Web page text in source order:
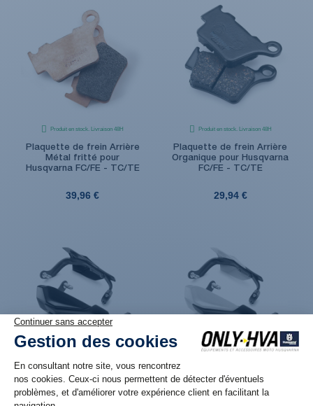
Produit en stock. Livraison 48H
Plaquette de frein Arrière
Métal fritté pour
Husqvarna FC/FE - TC/TE
39,96 €
Produit en stock. Livraison 48H
Plaquette de frein Arrière
Organique pour Husqvarna
FC/FE - TC/TE
29,94 €
Produit en stock. Livraison 48H
Kit de protège main
plastique FERMÉ Noir pour
Husqvarna FC/TC et FE/TE
Kit de protège main
plastique FERMÉ Blanc pour